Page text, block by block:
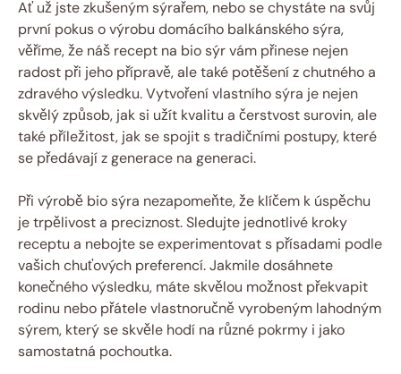
Ať už jste zkušeným sýrařem, nebo se chystáte na svůj
první pokus o výrobu domácího balkánského sýra,
věříme, že náš recept na bio sýr vám přinese nejen
radost při jeho přípravě, ale také potěšení z chutného a
zdravého výsledku. Vytvoření vlastního sýra je nejen
skvělý způsob, jak si užít kvalitu a čerstvost surovin, ale
také příležitost, jak se spojit s tradičními postupy, které
se předávají z generace na generaci.
Při výrobě bio sýra nezapomeňte, že klíčem k úspěchu
je trpělivost a preciznost. Sledujte jednotlivé kroky
receptu a nebojte se experimentovat s přísadami podle
vašich chuťových preferencí. Jakmile dosáhnete
konečného výsledku, máte skvělou možnost překvapit
rodinu nebo přátele vlastnoručně vyrobeným lahodným
sýrem, který se skvěle hodí na různé pokrmy i jako
samostatná pochoutka.